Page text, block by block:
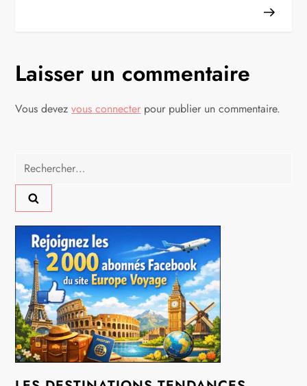
g
a
i
o
n
d
e
l
’
Laisser un commentaire
Vous devezvous connecter pour publier un commentaire.
Rechercher :